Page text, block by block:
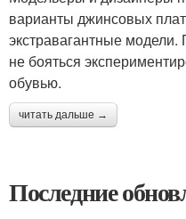
варианты джинсовых
экстравагантные
не бояться
обувью.
читать дальше →
Последние